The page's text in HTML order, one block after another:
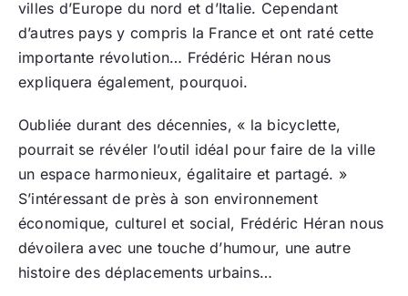
villes d’Europe du nord et d’Italie. Cependant
d’autres pays y compris la France et ont raté cette
importante révolution… Frédéric Héran nous
expliquera également, pourquoi.
Oubliée durant des décennies, « la bicyclette,
pourrait se révéler l’outil idéal pour faire de la ville
un espace harmonieux, égalitaire et partagé. »
S’intéressant de près à son environnement
économique, culturel et social, Frédéric Héran nous
dévoilera avec une touche d’humour, une autre
histoire des déplacements urbains…